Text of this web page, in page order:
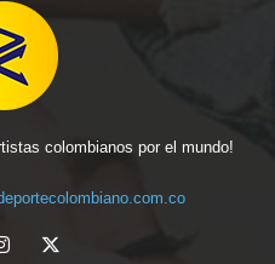
colombianos por el mundo!